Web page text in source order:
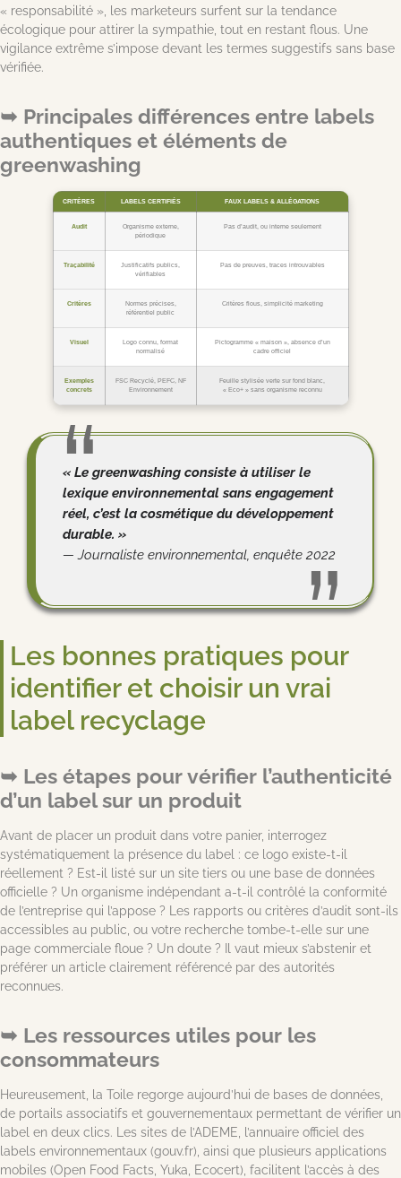
« responsabilité », les marketeurs surfent sur la tendance
écologique pour attirer la sympathie, tout en restant flous. Une
vigilance extrême s’impose devant les termes suggestifs sans base
vérifiée.
Principales différences entre labels
authentiques et éléments de
greenwashing
CRITÈRES LABELS CERTIFIÉS FAUX LABELS & ALLÉGATIONS
Audit
Organisme externe,
périodique
Pas d’audit, ou interne seulement
Traçabilité
Justificatifs publics,
vérifiables
Pas de preuves, traces introuvables
Critères
Normes précises,
référentiel public
Critères flous, simplicité marketing
Visuel
Logo connu, format
normalisé
Pictogramme « maison », absence d’un
cadre officiel
Exemples
concrets
FSC Recyclé, PEFC, NF
Environnement
Feuille stylisée verte sur fond blanc,
« Eco+ » sans organisme reconnu
« Le greenwashing consiste à utiliser le
lexique environnemental sans engagement
réel, c’est la cosmétique du développement
durable. »
— Journaliste environnemental, enquête 2022
Les bonnes pratiques pour
identifier et choisir un vrai
label recyclage
Les étapes pour vérifier l’authenticité
d’un label sur un produit
Avant de placer un produit dans votre panier, interrogez
systématiquement la présence du label : ce logo existe-t-il
réellement ? Est-il listé sur un site tiers ou une base de données
officielle ? Un organisme indépendant a-t-il contrôlé la conformité
de l’entreprise qui l’appose ? Les rapports ou critères d’audit sont-ils
accessibles au public, ou votre recherche tombe-t-elle sur une
page commerciale floue ? Un doute ? Il vaut mieux s’abstenir et
préférer un article clairement référencé par des autorités
reconnues.
Les ressources utiles pour les
consommateurs
Heureusement, la Toile regorge aujourd’hui de bases de données,
de portails associatifs et gouvernementaux permettant de vérifier un
label en deux clics. Les sites de l’ADEME, l’annuaire officiel des
labels environnementaux (gouv.fr), ainsi que plusieurs applications
mobiles (Open Food Facts, Yuka, Ecocert), facilitent l’accès à des